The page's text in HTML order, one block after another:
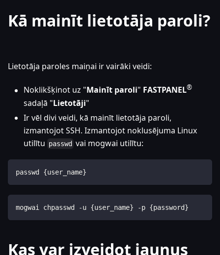
Kā mainīt lietotāja paroli?
Lietotāja paroles maiņai ir vairāki veidi:
Noklikšķinot uz "Mainīt paroli" FASTPANEL®
sadaļā "Lietotāji"
Ir vēl divi veidi, kā mainīt lietotāja paroli,
izmantojot SSH. Izmantojot noklusējuma Linux
utilītu passwd vai mogwai utilītu:
passwd {user_name}
mogwai chpasswd -u {user_name} -p {password}
Kas var izveidot jaunus